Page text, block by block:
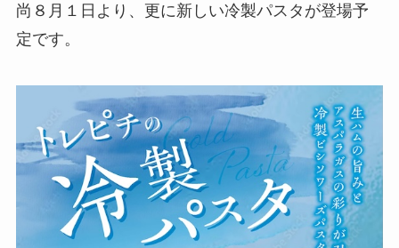
尚８月１日より、更に新しい冷製パスタが登場予
定です。